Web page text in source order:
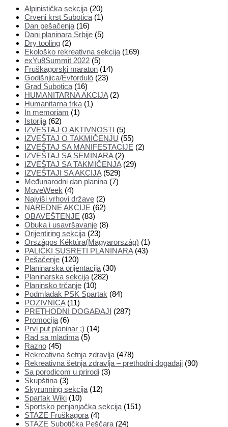
Alpinistička sekcija (20)
Crveni krst Subotica (1)
Dan pešačenja (16)
Dani planinara Srbije (5)
Dry tooling (2)
Ekološko rekreativna sekcija (169)
exYu8Summit 2022 (5)
Fruškagorski maraton (14)
Godišnjica/Évforduló (23)
Grad Subotica (16)
HUMANITARNA AKCIJA(2)
Humanitarna trka (1)
In memoriam (1)
Istorija (62)
IZVEŠTAJ O AKTIVNOSTI (5)
IZVEŠTAJ O TAKMIČENJU (55)
IZVEŠTAJ SA MANIFESTACIJE (2)
IZVEŠTAJ SA SEMINARA(2)
IZVEŠTAJ SA TAKMIČENJA(29)
IZVEŠTAJI SA AKCIJA(529)
Međunarodni dan planina (7)
MoveWeek (4)
Najviši vrhovi države (2)
NAREDNE AKCIJE (62)
OBAVEŠTENJE (83)
Obuka i usavršavanje (8)
Orijentiring sekcija (23)
Országos Kéktúra(Magyarország) (1)
PALIČKI SUSRETI PLANINARA(43)
Pešačenje (120)
Planinarska orijentacija (30)
Planinarska sekcija (282)
Planinsko trčanje (10)
Podmladak PSK Spartak (84)
POZIVNICA(11)
PRETHODNI DOGAĐAJI (287)
Promocija (6)
Prvi put planinar ;) (14)
Rad sa mladima (5)
Razno (45)
Rekreativna šetnja zdravlja (478)
Rekreativna šetnja zdravlja – prethodni događaji (90)
Sa porodicom u prirodi (3)
Skupština (3)
Skyrunning sekcija (12)
Spartak Wiki (10)
Sportsko penjanjačka sekcija (151)
STAZE Fruškagora (4)
STAZE Subotička Peščara (24)